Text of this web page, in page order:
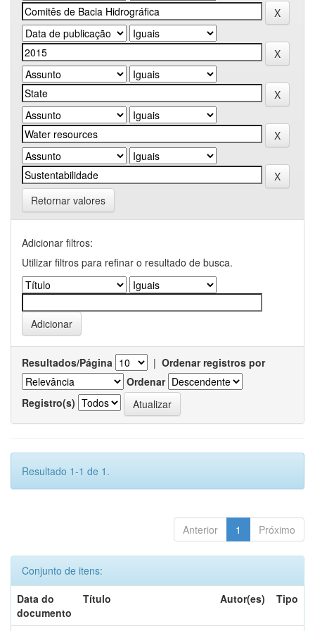
Retornar valores
Adicionar filtros:
Utilizar filtros para refinar o resultado de busca.
Resultados/Página | Ordenar registros por
Ordenar
Registro(s)
Resultado 1-1 de 1.
Anterior 1 Próximo
Conjunto de itens:
Data do
documento
Título Autor(es) Tipo